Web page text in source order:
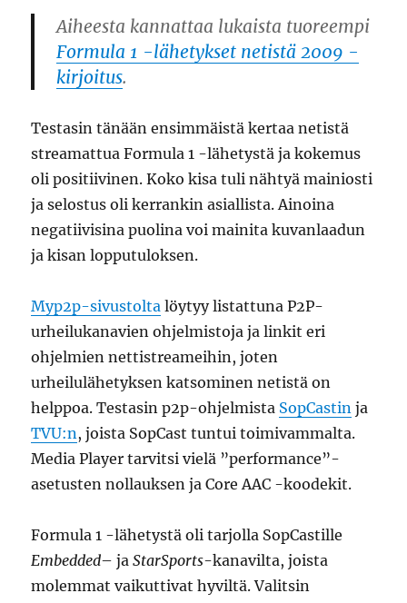
Aiheesta kannattaa lukaista tuoreempi
Formula 1 -lähetykset netistä 2009 -
kirjoitus.
Testasin tänään ensimmäistä kertaa netistä
streamattua Formula 1 -lähetystä ja kokemus
oli positiivinen. Koko kisa tuli nähtyä mainiosti
ja selostus oli kerrankin asiallista. Ainoina
negatiivisina puolina voi mainita kuvanlaadun
ja kisan lopputuloksen.
Myp2p-sivustolta löytyy listattuna P2P-
urheilukanavien ohjelmistoja ja linkit eri
ohjelmien nettistreameihin, joten
urheilulähetyksen katsominen netistä on
helppoa. Testasin p2p-ohjelmista SopCastin ja
TVU:n, joista SopCast tuntui toimivammalta.
Media Player tarvitsi vielä ”performance”-
asetusten nollauksen ja Core AAC -koodekit.
Formula 1 -lähetystä oli tarjolla SopCastille
Embedded– jaStarSports-kanavilta, joista
molemmat vaikuttivat hyviltä. Valitsin